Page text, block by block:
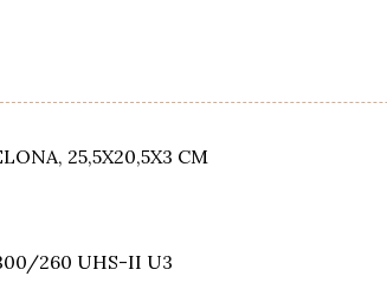
25,5X20,5X3 CM
260 UHS-II U3